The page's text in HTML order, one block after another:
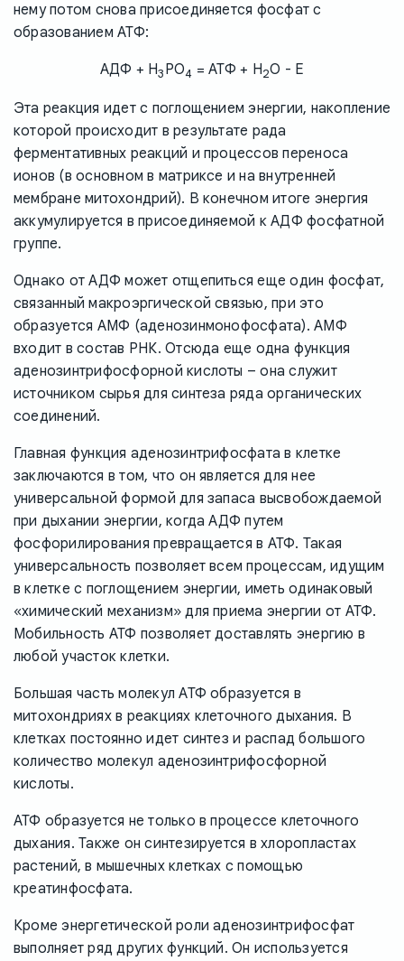
нему потом снова присоединяется фосфат с
образованием АТФ:
АДФ + H3PO4 = АТФ + H2O - E
Эта реакция идет с поглощением энергии, накопление
которой происходит в результате рада
ферментативных реакций и процессов переноса
ионов (в основном в матриксе и на внутренней
мембране митохондрий). В конечном итоге энергия
аккумулируется в присоединяемой к АДФ фосфатной
группе.
Однако от АДФ может отщепиться еще один фосфат,
связанный макроэргической связью, при это
образуется АМФ (аденозинмонофосфата). АМФ
входит в состав РНК. Отсюда еще одна функция
аденозинтрифосфорной кислоты – она служит
источником сырья для синтеза ряда органических
соединений.
Главная функция аденозинтрифосфата в клетке
заключаются в том, что он является для нее
универсальной формой для запаса высвобождаемой
при дыхании энергии, когда АДФ путем
фосфорилирования превращается в АТФ. Такая
универсальность позволяет всем процессам, идущим
в клетке с поглощением энергии, иметь одинаковый
«химический механизм» для приема энергии от АТФ.
Мобильность АТФ позволяет доставлять энергию в
любой участок клетки.
Большая часть молекул АТФ образуется в
митохондриях в реакциях клеточного дыхания. В
клетках постоянно идет синтез и распад большого
количество молекул аденозинтрифосфорной
кислоты.
АТФ образуется не только в процессе клеточного
дыхания. Также он синтезируется в хлоропластах
растений, в мышечных клетках с помощью
креатинфосфата.
Кроме энергетической роли аденозинтрифосфат
выполняет ряд других функций. Он используется